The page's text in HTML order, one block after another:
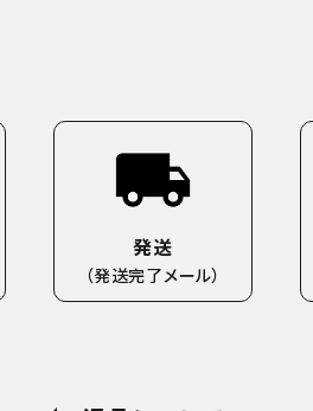
発送
（発送完了メール）